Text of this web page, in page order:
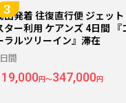
田発着 往復直行便 ジェット
ター利用 ケアンズ 4日間 『
ラルツリーイン』滞在
間
円～347,000 円